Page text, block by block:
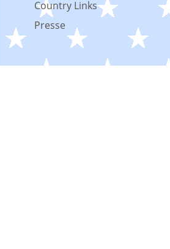
Country Links
Presse